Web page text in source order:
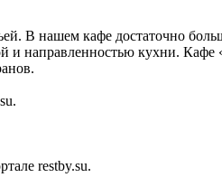
В нашем кафе достаточно
и направленностью кухни. Кафе
restby.su.